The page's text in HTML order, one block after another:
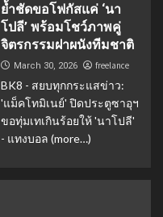
ย้ำชัดขอโฟกัสแค่ ‘นา
โปลี’ พร้อมโชว์ภาพคู่
จิตรกรรมฝาผนังทีมชาติ
March 30, 2026 freelance
BK8 - สยบทุกกระแสข่าว:
'แม็คโทมิเนย์' ปิดประตูซาอุฯ
ขอทุ่มเทเกินร้อยให้ 'นาโปลี'
- แทงบอล (more…)